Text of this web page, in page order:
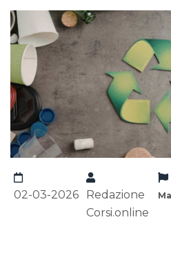
02-03-2026
Redazione
Corsi.online